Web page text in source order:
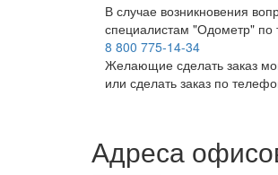
В случае возникновения
специалистам "Одометр" по
8 800 775-14-34
Желающие сделать заказ
или сделать заказ по
Адреса